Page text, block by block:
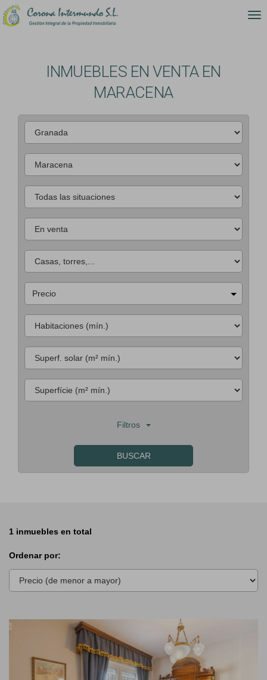
INMUEBLES EN VENTA EN
MARACENA
Precio
Filtros
BUSCAR
1 inmuebles en total
Ordenar por:
Previous